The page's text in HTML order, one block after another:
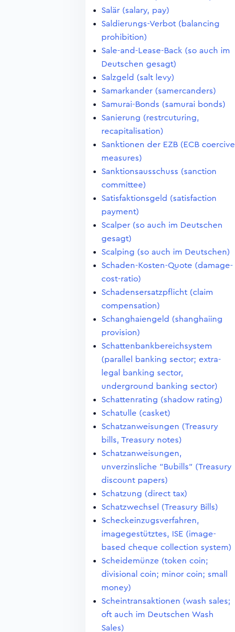
Salär (salary, pay)
Saldierungs-Verbot (balancing
prohibition)
Sale-and-Lease-Back (so auch im
Deutschen gesagt)
Salzgeld (salt levy)
Samarkander (samercanders)
Samurai-Bonds (samurai bonds)
Sanierung (restrcuturing,
recapitalisation)
Sanktionen der EZB (ECB coercive
measures)
Sanktionsausschuss (sanction
committee)
Satisfaktionsgeld (satisfaction
payment)
Scalper (so auch im Deutschen
gesagt)
Scalping (so auch im Deutschen)
Schaden-Kosten-Quote (damage-
cost-ratio)
Schadensersatzpflicht (claim
compensation)
Schanghaiengeld (shanghaiing
provision)
Schattenbankbereichsystem
(parallel banking sector; extra-
legal banking sector,
underground banking sector)
Schattenrating (shadow rating)
Schatulle (casket)
Schatzanweisungen (Treasury
bills, Treasury notes)
Schatzanweisungen,
unverzinsliche "Bubills" (Treasury
discount papers)
Schatzung (direct tax)
Schatzwechsel (Treasury Bills)
Scheckeinzugsverfahren,
imagegestütztes, ISE (image-
based cheque collection system)
Scheidemünze (token coin;
divisional coin; minor coin; small
money)
Scheintransaktionen (wash sales;
oft auch im Deutschen Wash
Sales)